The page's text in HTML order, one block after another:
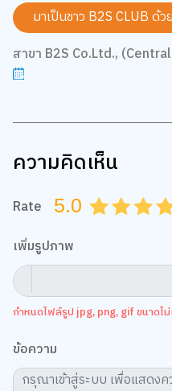
มาเป็นชาว B2S CLUB ด้
สาขา B2S Co.Ltd.,
ความคิดเห็น
Rate 5.0 2.5
2.0
1.5
1.0
0.5
เพิ่มรูปภาพ
กำหนดไฟล์รูป jpg, png, gif ขนาดไม่
ข้อความ